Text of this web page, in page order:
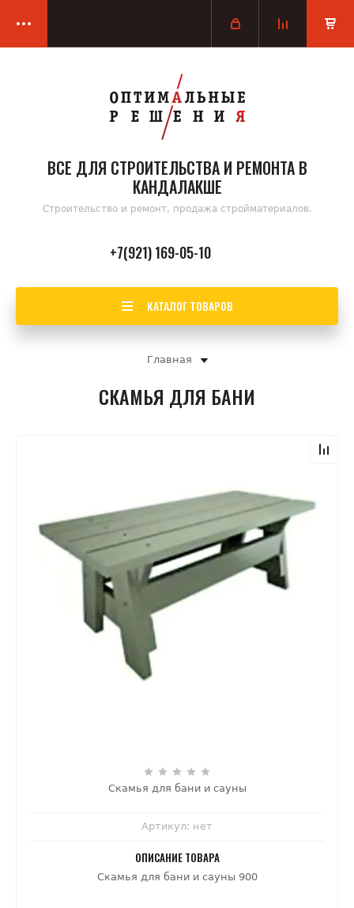
ВСЕ ДЛЯ СТРОИТЕЛЬСТВА И РЕМОНТА В
КАНДАЛАКШЕ
Строительство и ремонт, продажа стройматериалов.
+7(921) 169-05-10
КАТАЛОГ ТОВАРОВ
Главная
СКАМЬЯ ДЛЯ БАНИ
Скамья для бани и сауны
Артикул: нет
ОПИСАНИЕ ТОВАРА
Скамья для бани и сауны 900